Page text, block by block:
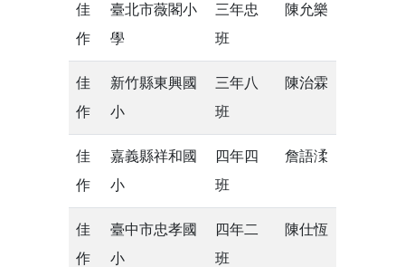
佳
作
臺北市薇閣小
學
三年忠
班
陳允樂
佳
作
新竹縣東興國
小
三年八
班
陳治霖
佳
作
嘉義縣祥和國
小
四年四
班
詹語渘
佳
作
臺中市忠孝國
小
四年二
班
陳仕恆